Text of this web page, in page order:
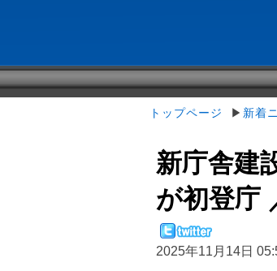
トップページ ▶ 新着
新庁舎建
が初登庁
2025年11月14日